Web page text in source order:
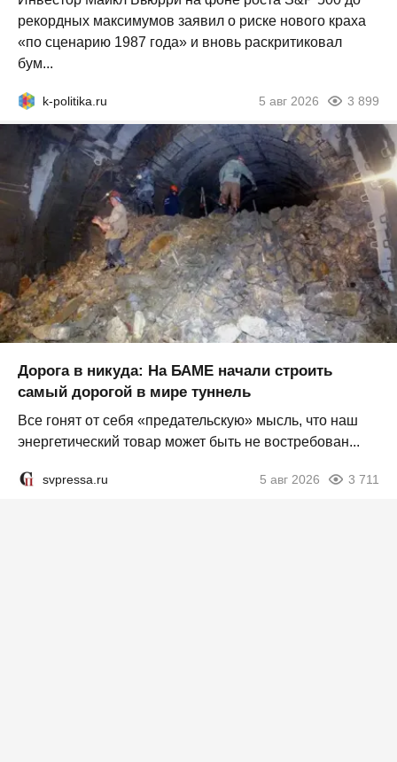
рекордных максимумов заявил о риске нового краха
«по сценарию 1987 года» и вновь раскритиковал
бум...
k-politika.ru 5 авг 2026 3 899
Дорога в никуда: На БАМЕ начали строить
самый дорогой в мире туннель
Все гонят от себя «предательскую» мысль, что наш
энергетический товар может быть не востребован...
svpressa.ru 5 авг 2026 3 711